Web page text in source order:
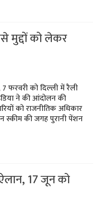
मुद्दों को लेकर
फरवरी को दिल्‍ली में रैली
ने की आंदोलन की
को राजनीतिक अधिकार
स्कीम की जगह पुरानी पेंशन
17 जून को